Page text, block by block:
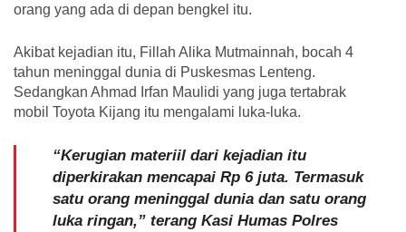
orang yang ada di depan bengkel itu.
Akibat kejadian itu, Fillah Alika Mutmainnah, bocah 4
tahun meninggal dunia di Puskesmas Lenteng.
Sedangkan Ahmad Irfan Maulidi yang juga tertabrak
mobil Toyota Kijang itu mengalami luka-luka.
“Kerugian materiil dari kejadian itu
diperkirakan mencapai Rp 6 juta. Termasuk
satu orang meninggal dunia dan satu orang
luka ringan,” terang Kasi Humas Polres